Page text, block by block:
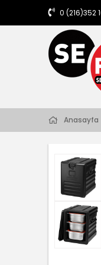
0 (216)352
Anasayfa